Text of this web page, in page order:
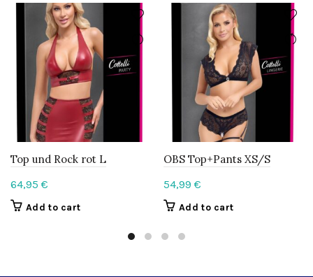
Top und Rock rot L
64,95 €
Add to cart
OBS Top+Pants XS/S
54,99 €
Add to cart